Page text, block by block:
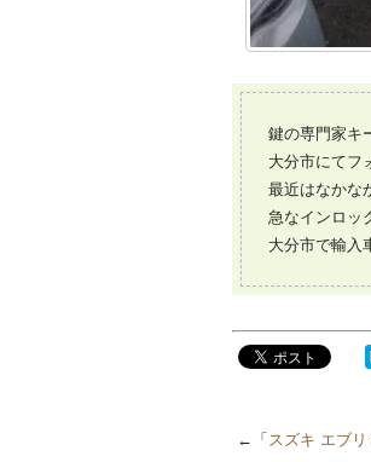
鍵の専門家キ
大分市にてフ
最近はなかな
急なインロッ
大分市で輸入
←「 スズキ エブリ